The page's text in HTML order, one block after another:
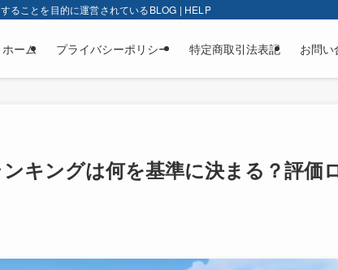
ことを目的に運営されているBLOG | HELP-BLOG
ホーム プライバシーポリシー 特定商取引法表記 お問い
キングは何を基準に決まる？評価